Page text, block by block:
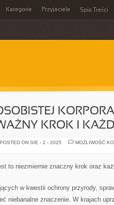
Kategorie Przyjaciele Spis Treści
KROK I
POSTED ON SIE - 2 - 2025
MOŻLIWOŚĆ
to niezmiernie znaczny krok oraz
w kwestii ochrony przyrody,
niebanalne znaczenie. W krajach